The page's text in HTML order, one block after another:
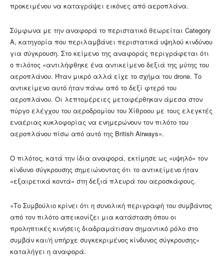
προκειμένου να καταγράψει εικόνες από αεροπλάνα.
Σύμφωνα με την αναφορά το περιστατικό θεωρείται Category
A, κατηγορία που περιλαμβάνει περιστατικά υψηλού κινδύνου
για σύγκρουση. Στο κείμενο της αναφοράς περιγράφεται ότι
ο πιλότος «αντιλήφθηκε ένα αντικείμενο δεξιά της μύτης του
αεροπλάνου. Ήταν μικρό αλλά είχε το σχήμα του drone. Το
αντικείμενο αυτό ήταν πάνω από το δεξί φτερό του
αεροπλάνου. Οι λεπτομέρειες μεταφέρθηκαν άμεσα στον
πύργο ελέγχου του αεροδρομίου του Χίθροου με τους ελεγκτές
εναέριας κυκλοφορίας να ενημερώνουν τον πιλότο του
αεροπλάνου πίσω από αυτό της British Airways».
Ο πιλότος, κατά την ίδια αναφορά, εκτίμησε ως «υψηλό» τον
κίνδυνο σύγκρουσης σημειώνοντας ότι το αντικείμενο ήταν
«εξαιρετικά κοντά» στη δεξιά πλευρά του αεροσκάφους.
«Το Συμβούλιο κρίνει ότι η συνολική περιγραφή του συμβάντος
από τον πιλότο απεικονίζει μια κατάσταση όπου οι
προληπτικές κινήσεις διαδραμάτισαν σημαντικό ρόλο στο
συμβάν και/ή υπήρχε συγκεκριμένος κίνδυνος σύγκρουσης»
καταλήγει η αναφορά.